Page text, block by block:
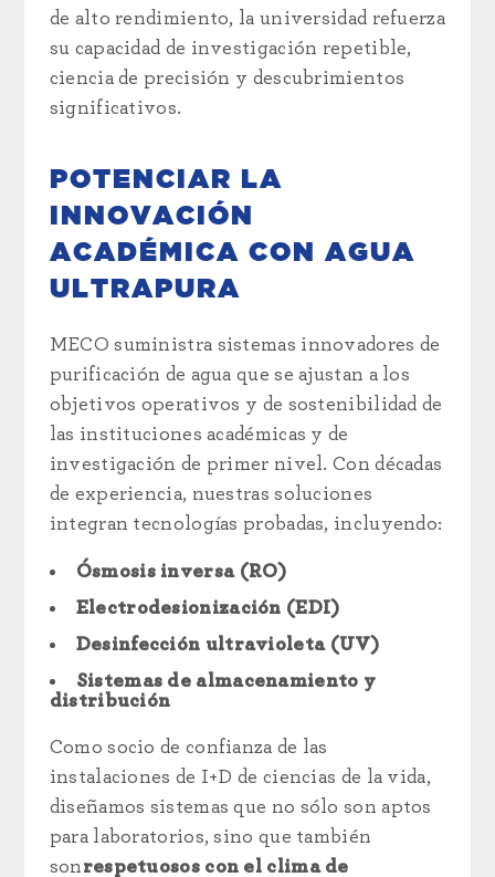
de alto rendimiento, la universidad refuerza
su capacidad de investigación repetible,
ciencia de precisión y descubrimientos
significativos.
POTENCIAR LA
INNOVACIÓN
ACADÉMICA CON AGUA
ULTRAPURA
MECO suministra sistemas innovadores de
purificación de agua que se ajustan a los
objetivos operativos y de sostenibilidad de
las instituciones académicas y de
investigación de primer nivel. Con décadas
de experiencia, nuestras soluciones
integran tecnologías probadas, incluyendo:
Ósmosis inversa (RO)
Electrodesionización (EDI)
Desinfección ultravioleta (UV)
Sistemas de almacenamiento y
distribución
Como socio de confianza de las
instalaciones de I+D de ciencias de la vida,
diseñamos sistemas que no sólo son aptos
para laboratorios, sino que también
sonrespetuosos con el clima de